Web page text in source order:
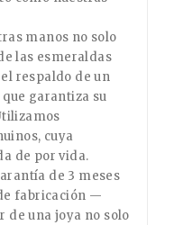
manos no solo
las esmeraldas
respaldo de un
garantiza su
cuya
de por vida.
de 3 meses
fabricación —
de una joya no solo